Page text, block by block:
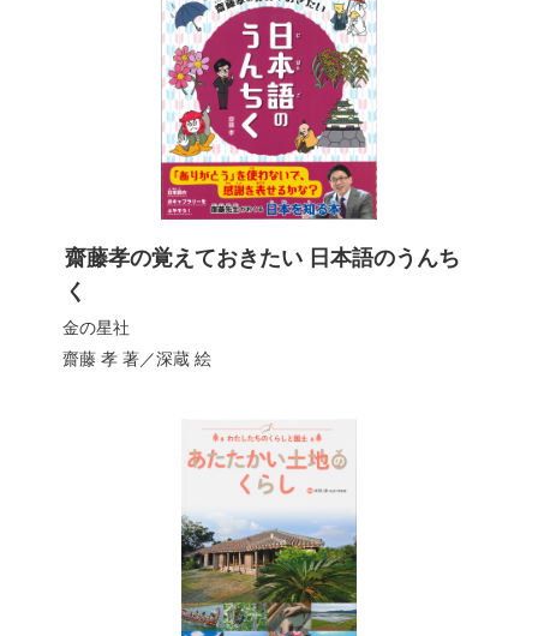
齋藤孝の覚えておきたい 日本語のうんち
く
金の星社
齋藤 孝著／深蔵絵